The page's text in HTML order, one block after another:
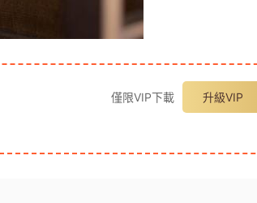
僅限VIP下載 升級VIP